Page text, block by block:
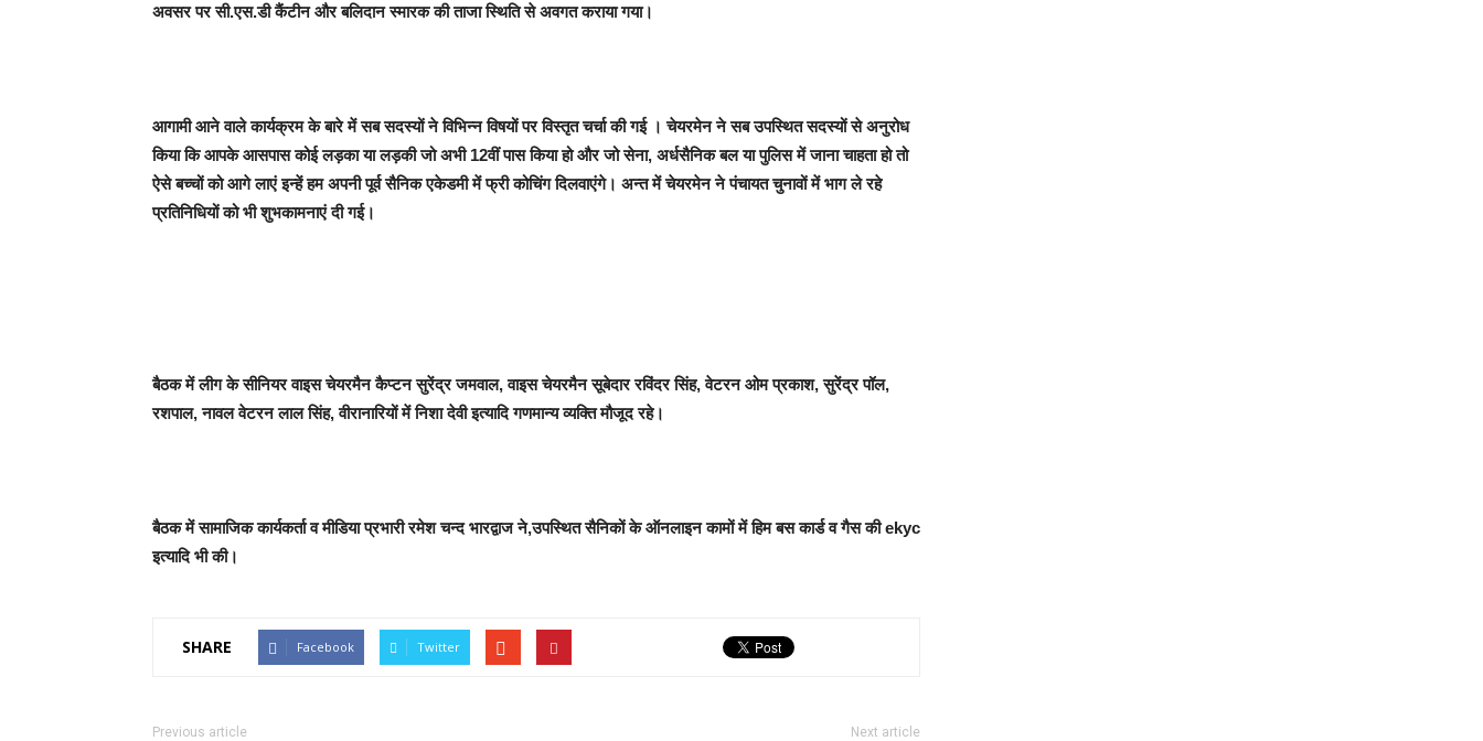
अवसर पर सी.एस.डी कैंटीन और बलिदान स्मारक की ताजा स्थिति से अवगत कराया गया।
आगामी आने वाले कार्यक्रम के बारे में सब सदस्यों ने विभिन्न विषयों पर विस्तृत चर्चा की गई । चेयरमेन ने सब उपस्थित सदस्यों से अनुरोध
किया कि आपके आसपास कोई लड़का या लड़की जो अभी 12वीं पास किया हो और जो सेना, अर्धसैनिक बल या पुलिस में जाना चाहता हो तो
ऐसे बच्चों को आगे लाएं इन्हें हम अपनी पूर्व सैनिक एकेडमी में फ्री कोचिंग दिलवाएंगे। अन्त में चेयरमेन ने पंचायत चुनावों में भाग ले रहे
प्रतिनिधियों को भी शुभकामनाएं दी गई।
बैठक में लीग के सीनियर वाइस चेयरमैन कैप्टन सुरेंद्र जमवाल, वाइस चेयरमैन सूबेदार रविंदर सिंह, वेटरन ओम प्रकाश, सुरेंद्र पॉल,
रशपाल, नावल वेटरन लाल सिंह, वीरानारियों में निशा देवी इत्यादि गणमान्य व्यक्ति मौजूद रहे।
बैठक में सामाजिक कार्यकर्ता व मीडिया प्रभारी रमेश चन्द भारद्वाज ने,उपस्थित सैनिकों के ऑनलाइन कामों में हिम बस कार्ड व गैस की ekyc
इत्यादि भी की।
SHARE Facebook Twitter
Previous article Next article